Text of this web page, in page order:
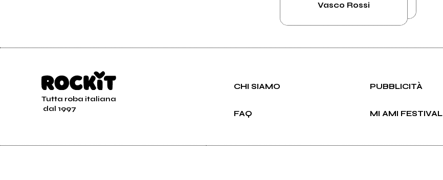
Vasco Rossi
Tutta roba italiana
dal 1997
CHI SIAMO PUBBLICITÀ
FAQ MI AMI FESTIVAL